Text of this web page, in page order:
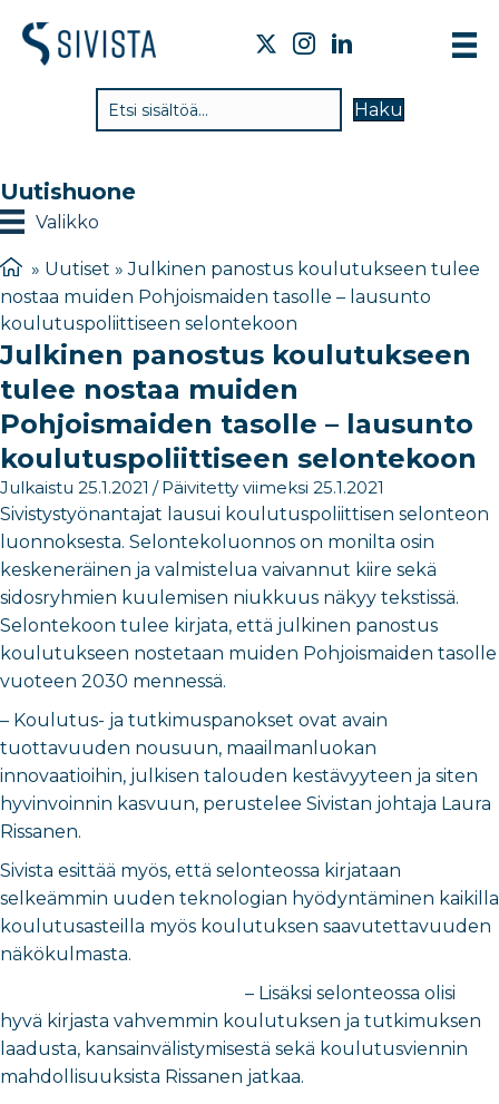
Haku
Uutishuone
Valikko
» Uutiset »Julkinen panostus koulutukseen tulee
nostaa muiden Pohjoismaiden tasolle – lausunto
koulutuspoliittiseen selontekoon
Julkinen panostus koulutukseen
tulee nostaa muiden
Pohjoismaiden tasolle – lausunto
koulutuspoliittiseen selontekoon
Julkaistu 25.1.2021 / Päivitetty viimeksi 25.1.2021
Sivistystyönantajat lausui koulutuspoliittisen selonteon
luonnoksesta. Selontekoluonnos on monilta osin
keskeneräinen ja valmistelua vaivannut kiire sekä
sidosryhmien kuulemisen niukkuus näkyy tekstissä.
Selontekoon tulee kirjata, että julkinen panostus
koulutukseen nostetaan muiden Pohjoismaiden tasolle
vuoteen 2030 mennessä.
– Koulutus- ja tutkimuspanokset ovat avain
tuottavuuden nousuun, maailmanluokan
innovaatioihin, julkisen talouden kestävyyteen ja siten
hyvinvoinnin kasvuun, perustelee Sivistan johtaja Laura
Rissanen.
Sivista esittää myös, että selonteossa kirjataan
selkeämmin uuden teknologian hyödyntäminen kaikilla
koulutusasteilla myös koulutuksen saavutettavuuden
näkökulmasta.
– Lisäksi selonteossa olisi
hyvä kirjasta vahvemmin koulutuksen ja tutkimuksen
laadusta, kansainvälistymisestä sekä koulutusviennin
mahdollisuuksista Rissanen jatkaa.